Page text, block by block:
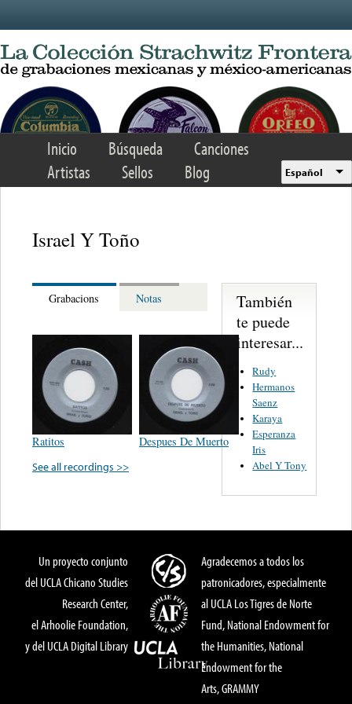
Inicio Búsqueda
Canciones
Artistas
Sellos Blog Español
Israel Y Toño
Grabacions Notas
Ratitos
Despues De Muerto
See all recordings >>
También
te puede
interesar...
Rudy
Hermanos
Saenz
Karaya
Esperanza
Iris
Abel Y Tony
Un proyecto conjunto
del UCLA Chicano Studies
Research Center,
el Arhoolie Foundation,
y del UCLA Digital Library
Agradecemos a todos los
patronicadores, especialmente
al UCLA Los Tigres de Norte
Fund, National Endowment for
the Humanities, National
Endowment for the
Arts, GRAMMY